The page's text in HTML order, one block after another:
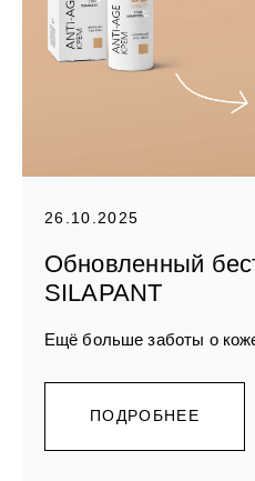
26.10.2025
Обновленный
SILAPANT
Ещё больше заботы о
ПОДРОБНЕЕ